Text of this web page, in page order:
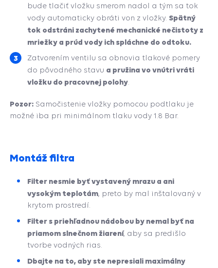
bude tlačiť vložku smerom nadol a tým sa tok
vody automaticky obráti von z vložky. Spätný
tok odstráni zachytené mechanické nečistoty z
mriežky a prúd vody ich spláchne do odtoku.
Zatvorením ventilu sa obnovia tlakové pomery
do pôvodného stavu a pružina vo vnútri vráti
vložku do pracovnej polohy
Pozor: Samočistenie vložky pomocou podtlaku je
možné iba pri minimálnom tlaku vody 1.8 Bar.
Montáž filtra
Filter nesmie byť vystavený mrazu a ani
vysokým teplotám, preto by mal inštalovaný v
krytom prostredí.
Filter s priehľadnou nádobou by nemal byť na
priamom slnečnom žiarení, aby sa predišlo
tvorbe vodných rias.
Dbajte na to, aby ste nepresiali maximálny